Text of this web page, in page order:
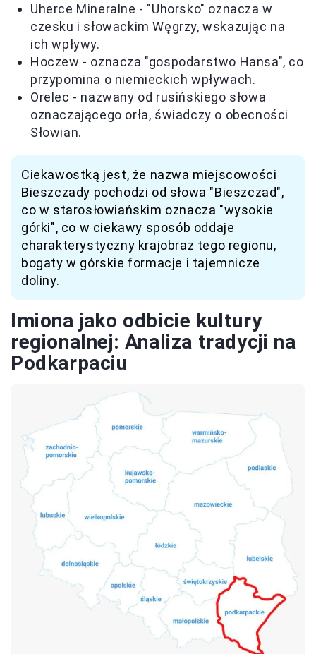
Uherce Mineralne - "Uhorsko" oznacza w
czesku i słowackim Węgrzy, wskazując na
ich wpływy.
Hoczew - oznacza "gospodarstwo Hansa", co
przypomina o niemieckich wpływach.
Orelec - nazwany od rusińskiego słowa
oznaczającego orła, świadczy o obecności
Słowian.
Ciekawostką jest, że nazwa miejscowości
Bieszczady pochodzi od słowa "Bieszczad",
co w starosłowiańskim oznacza "wysokie
górki", co w ciekawy sposób oddaje
charakterystyczny krajobraz tego regionu,
bogaty w górskie formacje i tajemnicze
doliny.
Imiona jako odbicie kultury
regionalnej: Analiza tradycji na
Podkarpaciu